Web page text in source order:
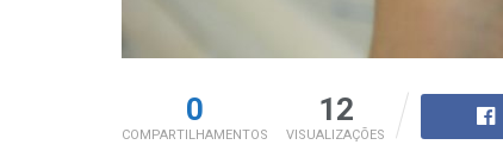
0
COMPARTILHAMENTOS
12
VISUALIZAÇÕES